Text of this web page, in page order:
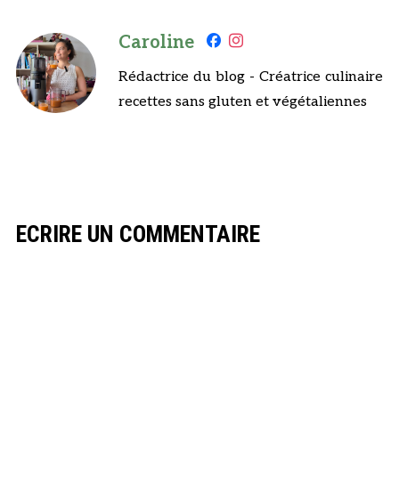
Caroline
Rédactrice du blog - Créatrice culinaire
recettes sans gluten et végétaliennes
ECRIRE UN COMMENTAIRE